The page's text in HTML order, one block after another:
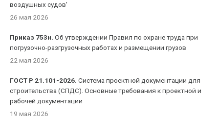
воздушных судов'
26 мая 2026
Приказ 753н. Об утверждении Правил по охране труда при
погрузочно-разгрузочных работах и размещении грузов
22 мая 2026
ГОСТ Р 21.101-2026. Система проектной документации для
строительства (СПДС). Основные требования к проектной и
рабочей документации
19 мая 2026